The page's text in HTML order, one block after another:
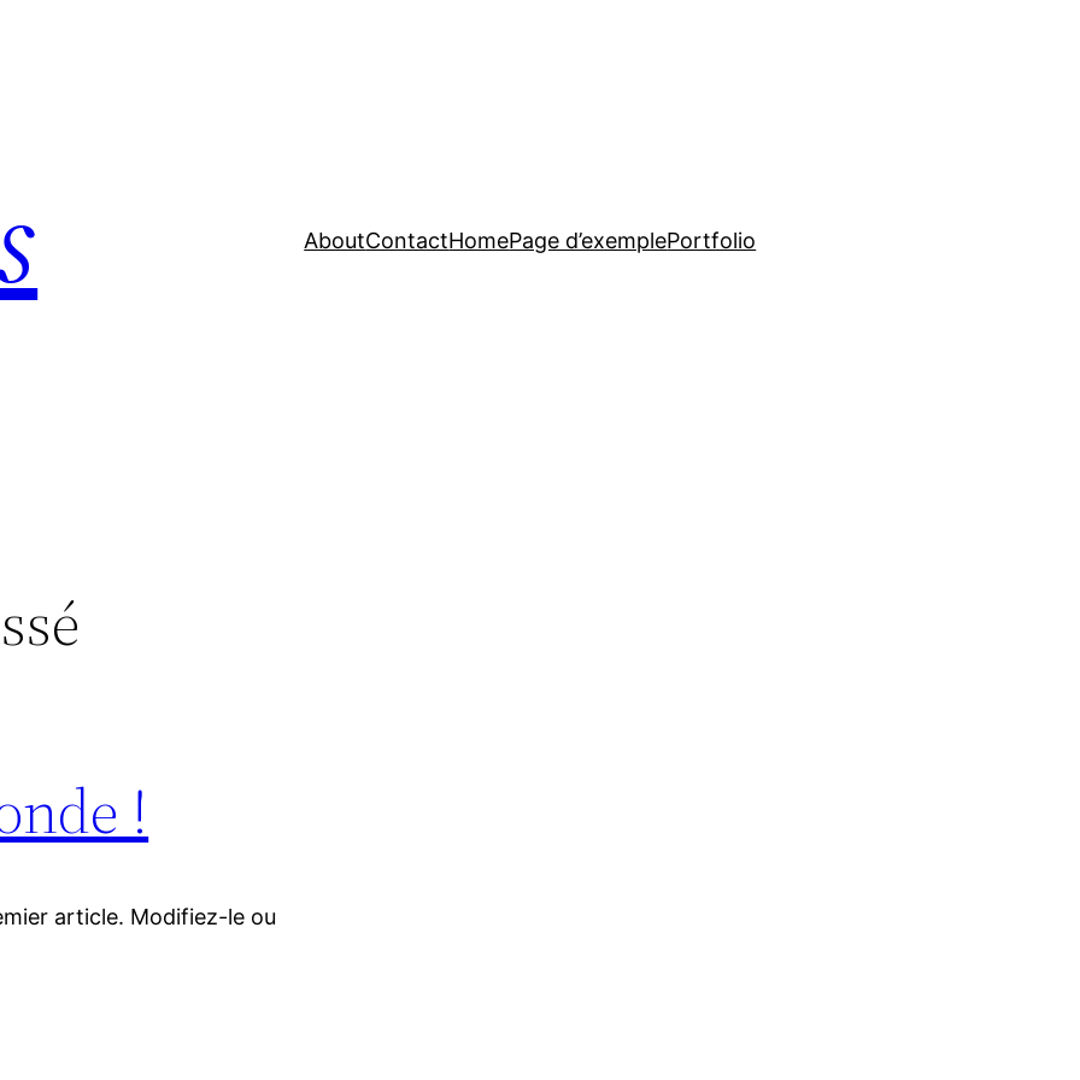
AboutContactHomePage d’exemplePortfolio
!
article. Modifiez-le ou